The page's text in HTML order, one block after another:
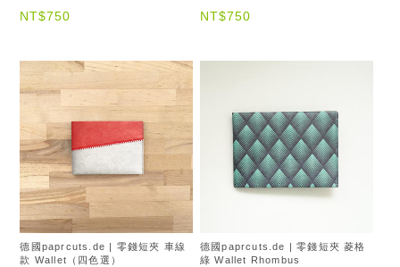
NT$750 NT$750
德國paprcuts.de | 零錢短夾 車線
款 Wallet（四色選）
德國paprcuts.de | 零錢短夾 菱格
綠 Wallet Rhombus